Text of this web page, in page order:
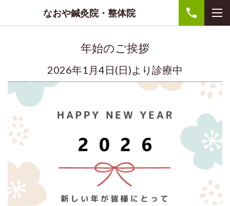
なおや鍼灸院・整体院
年始のご挨拶
2026年1月4日(日)より診療中